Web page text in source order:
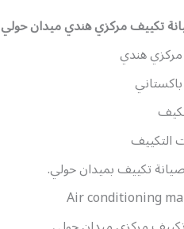
تكييف مركزي هندي ميدان حولي
هندي
التكييف
تكييف بميدان حولي.
Air conditioning